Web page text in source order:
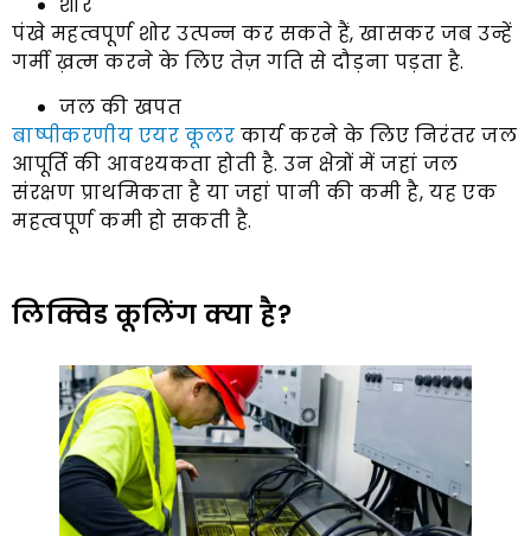
पंखे महत्वपूर्ण शोर उत्पन्न कर सकते हैं, खासकर जब उन्हें
गर्मी ख़त्म करने के लिए तेज़ गति से दौड़ना पड़ता है.
जल की खपत
बाष्पीकरणीय एयर कूलर कार्य करने के लिए निरंतर जल
आपूर्ति की आवश्यकता होती है. उन क्षेत्रों में जहां जल
संरक्षण प्राथमिकता है या जहां पानी की कमी है, यह एक
महत्वपूर्ण कमी हो सकती है.
लिक्विड कूलिंग क्या है?